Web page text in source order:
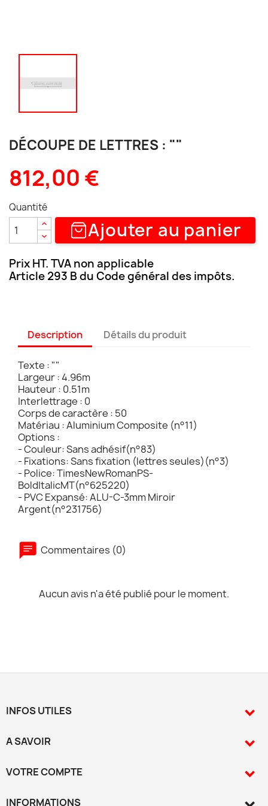
DÉCOUPE DE LETTRES : ""
812,00 €
Quantité
Ajouter au panier
Prix HT. TVA non applicable
Article 293 B du Code général des impôts.
Description Détails du produit
Texte : ""
Largeur : 4.96m
Hauteur : 0.51m
Interlettrage : 0
Corps de caractère : 50
Matériau : Aluminium Composite (n°11)
Options :
- Couleur: Sans adhésif(n°83)
- Fixations: Sans fixation (lettres seules)(n°3)
- Police: TimesNewRomanPS-
BoldItalicMT(n°625220)
- PVC Expansé: ALU-C-3mm Miroir
Argent(n°231756)
Commentaires (0)
Aucun avis n'a été publié pour le moment.
INFOS UTILES 
A SAVOIR 
VOTRE COMPTE 
INFORMATIONS